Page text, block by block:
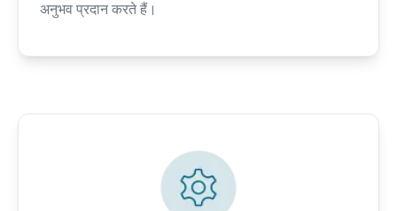
अनुभव प्रदान करते हैं।